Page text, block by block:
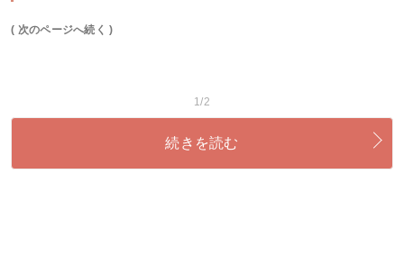
( 次のページへ続く )
1/2
続きを読む